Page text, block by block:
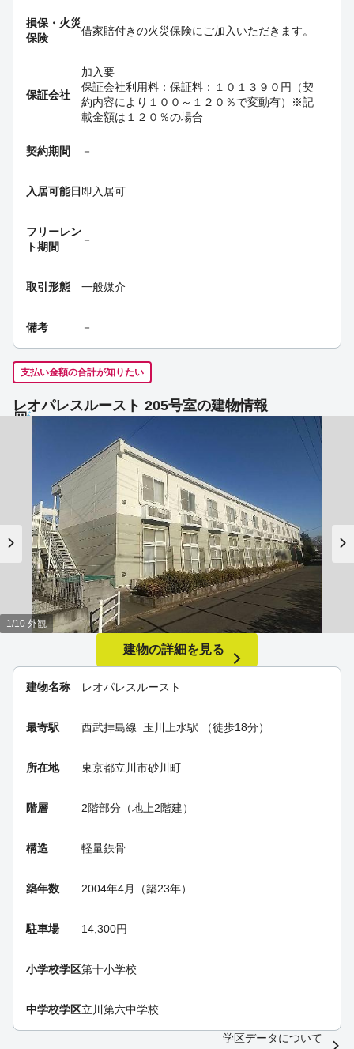
損保・ 火災
保険
借家賠付きの火災保険にご加入いただきます。
保証会社
加入要
保証会社利用料：保証料：１０１３９０円（契
約内容により１００～１２０％で変動有）※記
載金額は１２０％の場合
契約期間 －
入居可能日 即入居可
フリーレン
ト期間
－
取引形態 一般媒介
備考 －
支払い金額の合計が知りたい
レオパレスルースト 205号室の建物情報
建物名称 レオパレスルースト
最寄駅 西武拝島線 玉川上水駅 （徒歩18分）
所在地 東京都立川市砂川町
階層 2階部分（地上2階建）
構造 軽量鉄骨
築年数 2004年4月（築23年）
駐車場 14,300円
小学校学区第十小学校
中学校学区立川第六中学校
1/10 外観
建物の詳細を見る
学区データについて